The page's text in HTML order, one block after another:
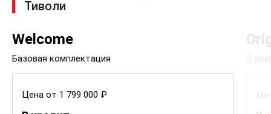
Тиволи
Welcome
Базовая комплектация
Цена от 1 799 000 ₽
В